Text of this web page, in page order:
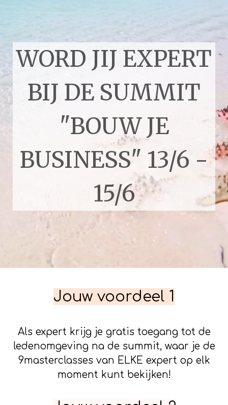
WORD JIJ EXPERT
BIJ DE SUMMIT
"BOUW JE
BUSINESS" 13/6 -
15/6
Jouw voordeel 1
Als expert krijg je gratis toegang tot de
ledenomgeving na de summit, waar je de
9masterclasses van ELKE expert op elk
moment kunt bekijken!